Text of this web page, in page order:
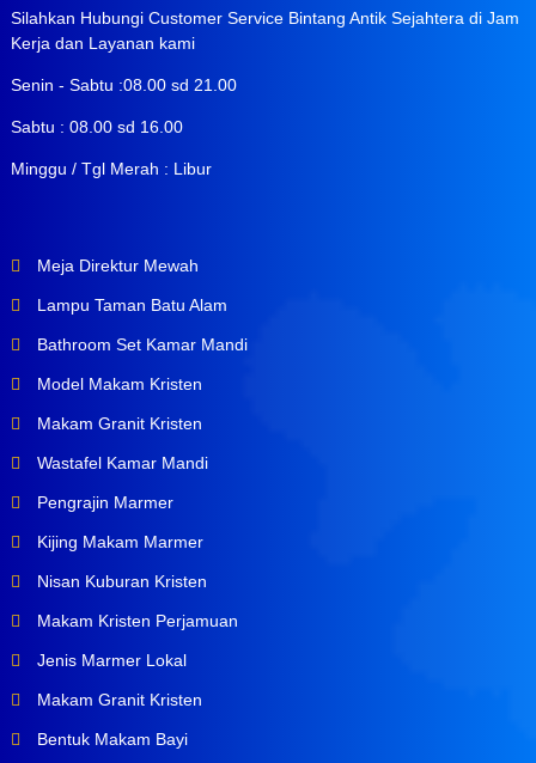
Silahkan Hubungi Customer Service Bintang Antik Sejahtera di Jam
Kerja dan Layanan kami
Senin - Sabtu :08.00 sd 21.00
Sabtu : 08.00 sd 16.00
Minggu / Tgl Merah : Libur
Meja Direktur Mewah
Lampu Taman Batu Alam
Bathroom Set Kamar Mandi
Model Makam Kristen
Makam Granit Kristen
Wastafel Kamar Mandi
Pengrajin Marmer
Kijing Makam Marmer
Nisan Kuburan Kristen
Makam Kristen Perjamuan
Jenis Marmer Lokal
Makam Granit Kristen
Bentuk Makam Bayi